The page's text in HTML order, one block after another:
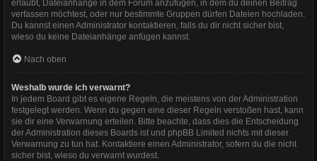
erlaubt, Dateianhänge in dem Forum anzufügen, in dem du deinen Beitrag
verfassen möchtest, oder nur bestimmte Gruppen dürfen Dateien hochladen.
Du kannst einen Administrator kontaktieren, falls du dir nicht sicher bist,
wieso du keine Dateianhänge anfügen kannst.
Nach oben
Weshalb wurde ich verwarnt?
In jedem Board gibt es eigene Regeln, die meistens von der Administration
festgelegt werden. Wenn du gegen eine dieser Regeln verstoßen hast, kann
sie dir eine Verwarnung erteilen. Bitte beachte, dass dies die Entscheidung
der Administration dieses Boards ist und phpBB Limited nichts mit dieser
Verwarnung zu tun hat. Kontaktiere einen Administrator, sofern du die nicht
sicher bist, wieso du verwarnt wurdest.